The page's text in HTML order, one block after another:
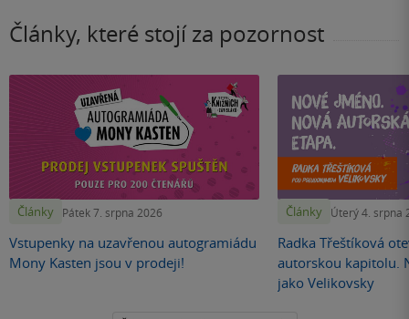
Články, které stojí za pozornost
Články Pátek 7. srpna 2026
Vstupenky na uzavřenou autogramiádu
Mony Kasten jsou v prodeji!
Články Úterý 4. srpna
Radka Třeštíková
autorskou kapitolu.
jako Velikovsky